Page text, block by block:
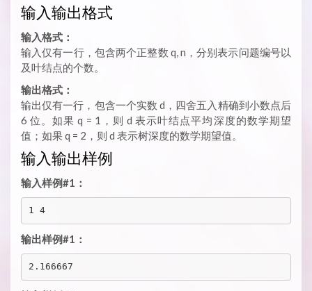
输入输出格式
输入格式：
输入仅有一行，包含两个正整数 q, n，分别表示问题编号以
及叶结点的个数。
输出格式：
输出仅有一行，包含一个实数 d，四舍五入精确到小数点后
6 位。如果 q = 1，则 d 表示叶结点平均深度的数学期望
值；如果 q = 2，则 d 表示树深度的数学期望值。
输入输出样例
输入样例#1：
1 4
输出样例#1：